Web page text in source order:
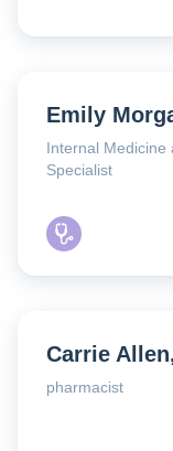
Emily
Internal Medicine
Specialist
Carrie
pharmacist